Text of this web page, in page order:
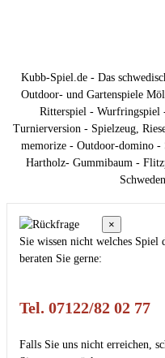
Kubb-Spiel.de - Das
Outdoor- und Gartenspiele
Ritterspiel -
Turnierversion - Spielzeug,
memorize - Outdoor-domino
Hartholz- Gummibaum -
×
Sie wissen nicht welches Spiel
beraten Sie gerne:
Tel. 07122/82 02 77
Falls Sie uns nicht erreichen,